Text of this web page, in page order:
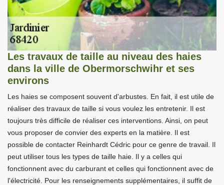
Les travaux de taille au niveau des haies
dans la ville de Obermorschwihr et ses
environs
Les haies se composent souvent d'arbustes. En fait, il est utile de
réaliser des travaux de taille si vous voulez les entretenir. Il est
toujours très difficile de réaliser ces interventions. Ainsi, on peut
vous proposer de convier des experts en la matière. Il est
possible de contacter Reinhardt Cédric pour ce genre de travail. Il
peut utiliser tous les types de taille haie. Il y a celles qui
fonctionnent avec du carburant et celles qui fonctionnent avec de
l'électricité. Pour les renseignements supplémentaires, il suffit de